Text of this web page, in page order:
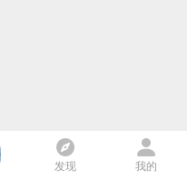
发现 我的